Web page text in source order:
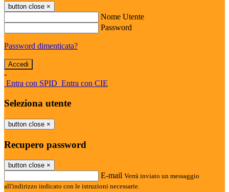
button close ×
Nome Utente
Password
Password dimenticata?
-
Entra con SPID Entra con CIE
Seleziona utente
button close ×
Recupero password
button close ×
E-mail Verrà inviato un messaggio
all'indirizzo indicato con le istruzioni necessarie.